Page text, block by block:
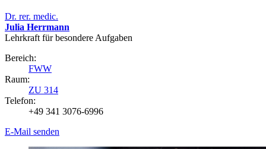
Dr. rer. medic.
Julia Herrmann
Lehrkraft für besondere Aufgaben
Bereich:
FWW
Raum:
ZU 314
Telefon:
+49 341 3076-6996
E-Mail senden